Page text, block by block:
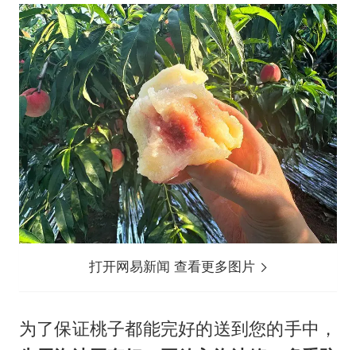
打开网易新闻 查看更多图片
为了保证桃子都能完好的送到您的手中，